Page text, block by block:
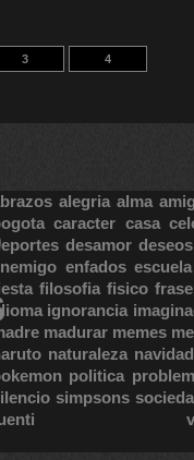
3 4
alegria alma
caracter casa
deportes desamor deseos
enfados escuela
filosofia fisico
ignorancia
madurar memes
naturaleza navidad
politica
simpsons